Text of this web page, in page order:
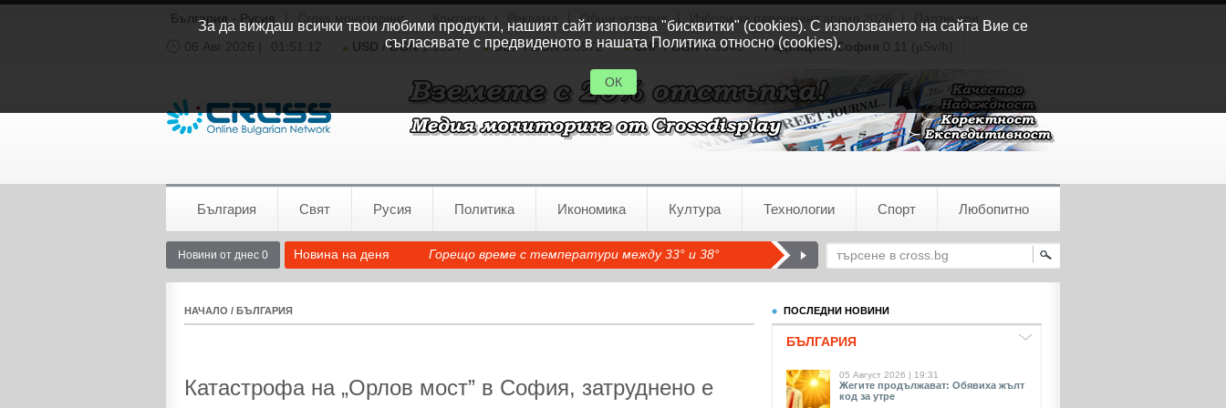
България - Русия Cross мониторинг Общи условия Избори за парламент април 2026
Партньори
06 Авг 2026 |
01:51:12 USD / BGN1.1554 GBP / BGN0.8572 CHF / BGN0.9345 Радиация:София 0.11 (µSv/h)
България Свят Русия Политика Икономика Култура Технологии Спорт Любопитно
Новини от днес 0 Новина на деня Горещо време с температури между 33° и 38°
НАЧАЛО / БЪЛГАРИЯ
Катастрофа на „Орлов мост” в София, затруднено е
ПОСЛЕДНИ НОВИНИ
БЪЛГАРИЯ
05 Август 2026 | 19:31
Жегите продължават: Обявиха жълт
код за утре
За да виждаш всички твои любими продукти, нашият сайт използва "бисквитки" (cookies). С използването на сайта Вие се
съгласявате с предвиденото в нашата Политика относно (cookies).
ОК